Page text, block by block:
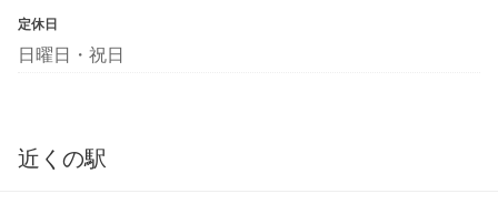
定休日
日曜日・祝日
近くの駅